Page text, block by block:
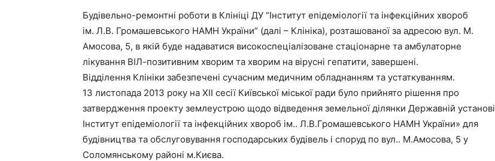
Будівельно-ремонтні роботи в Клініці ДУ “Інститут епідеміології та інфекційних хвороб
ім. Л.В. Громашевського НАМН України” (далі – Клініка), розташованої за адресою вул. М.
Амосова, 5, в якій буде надаватися високоспеціалізоване стаціонарне та амбулаторне
лікування ВІЛ-позитивним хворим та хворим на вірусні гепатити, завершені.
Відділення Клініки забезпечені сучасним медичним обладнанням та устаткуванням.
13 листопада 2013 року на ХІІ сесії Київської міської ради було прийнято рішення про
затвердження проекту землеустрою щодо відведення земельної ділянки Державній установі
Інститут епідеміології та інфекційних хвороб ім.. Л.В.Громашевського НАМН України» для
будівництва та обслуговування господарських будівель і споруд по вул.. М.Амосова, 5 у
Соломянському районі м.Києва.